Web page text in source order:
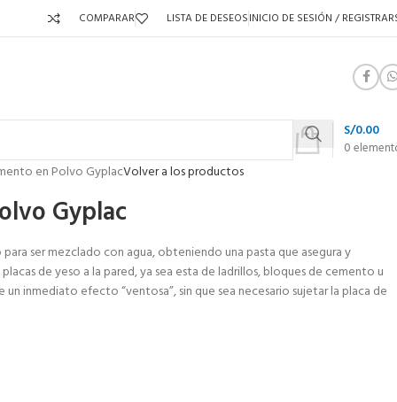
COMPARAR LISTA DE DESEOSINICIO DE SESIÓN /
0
S/0.00
en Polvo GyplacVolver a los productos
Gyplac
ser mezclado con agua, obteniendo una pasta que asegura y
de yeso a la pared, ya sea esta de ladrillos, bloques de cemento u
inmediato efecto “ventosa”, sin que sea necesario sujetar la placa de